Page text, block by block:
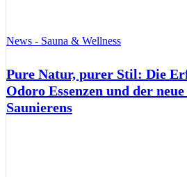
News - Sauna & Wellness
Pure Natur, purer Stil: Die
Odoro Essenzen und der
Saunierens